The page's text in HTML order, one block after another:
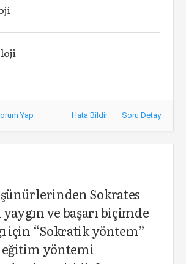
Yap Hata Bildir Soru Detay
Sokrates
ve başarı biçimde
için “Sokratik yöntem”
eğitim yöntemi